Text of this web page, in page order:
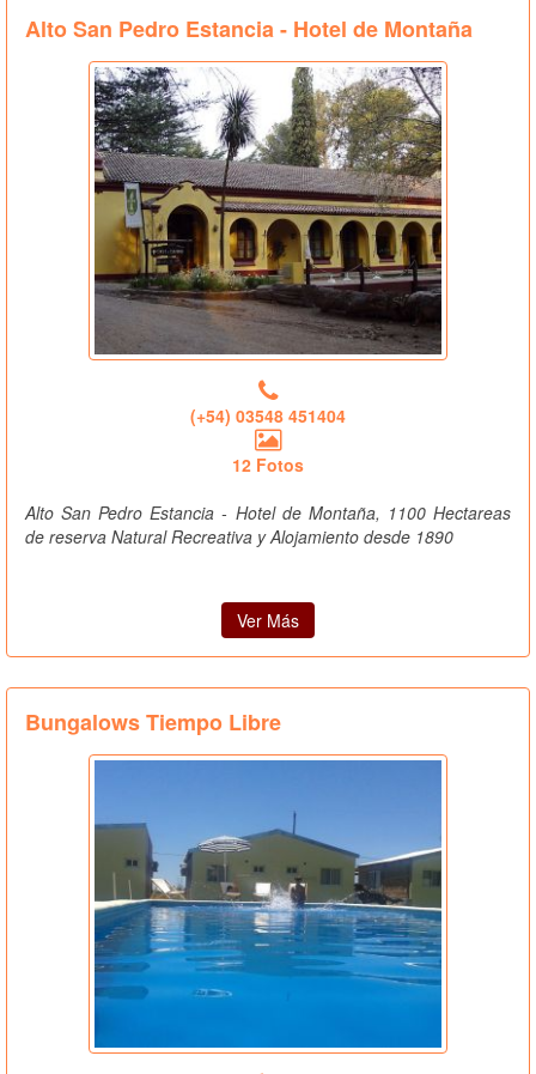
Alto San Pedro Estancia - Hotel de Montaña
(+54) 03548 451404
12 Fotos
Alto San Pedro Estancia - Hotel de Montaña, 1100 Hectareas
de reserva Natural Recreativa y Alojamiento desde 1890
Ver Más
Bungalows Tiempo Libre